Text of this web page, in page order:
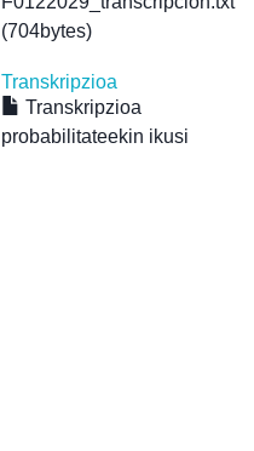
(704bytes)
Transkripzioa
Transkripzioa
probabilitateekin ikusi